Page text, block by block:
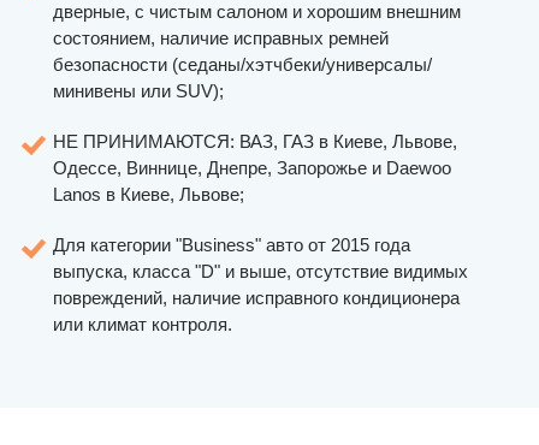
дверные, с чистым салоном и хорошим внешним
состоянием, наличие исправных ремней
безопасности (седаны/хэтчбеки/универсалы/
минивены или SUV);
НЕ ПРИНИМАЮТСЯ: ВАЗ, ГАЗ в Киеве, Львове,
Одессе, Виннице, Днепре, Запорожье и Daewoo
Lanos в Киеве, Львове;
Для категории "Business" авто от 2015 года
выпуска, класса "D" и выше, отсутствие видимых
повреждений, наличие исправного кондиционера
или климат контроля.